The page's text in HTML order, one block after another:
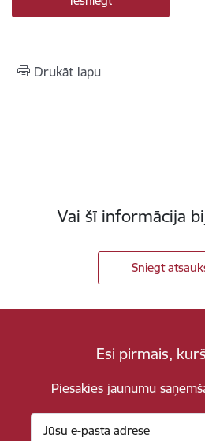
Drukāt lapu
Vai šī informācija
Sniegt
Esi pirmais,
Piesakies jaunumu